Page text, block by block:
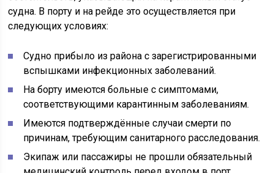
судна. В порту и на рейде это осуществляется при
следующих условиях:
Судно прибыло из района с зарегистрированными
вспышками инфекционных заболеваний.
На борту имеются больные с симптомами,
соответствующими карантинным заболеваниям.
Имеются подтверждённые случаи смерти по
причинам, требующим санитарного расследования.
Экипаж или пассажиры не прошли обязательный